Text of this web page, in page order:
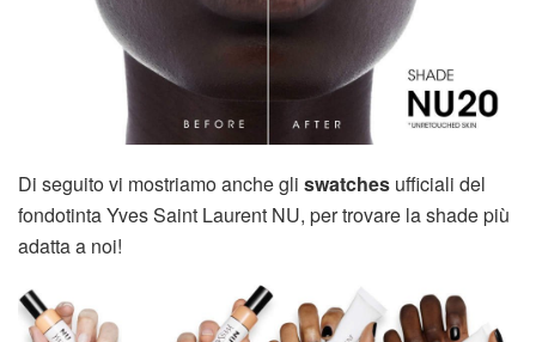
Di seguito vi mostriamo anche gli swatches ufficiali del
fondotinta Yves Saint Laurent NU, per trovare la shade più
adatta a noi!